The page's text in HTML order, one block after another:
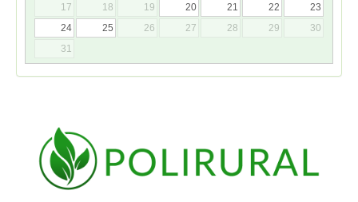
17
18 19 20 21 22
23
24
25 26 27 28 29
30
31